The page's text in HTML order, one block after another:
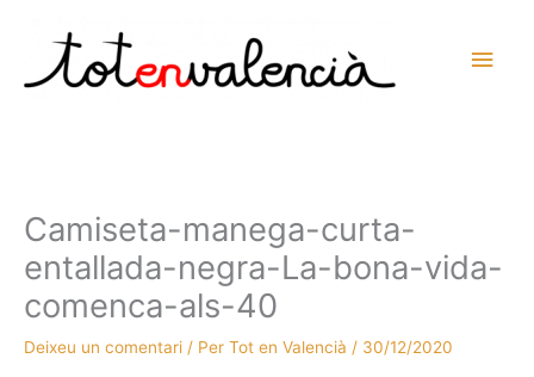
contingut
Camiseta-manega-curta-
entallada-negra-La-bona-vida-
comenca-als-40
Deixeu un comentari / Per Tot en Valencià / 30/12/2020